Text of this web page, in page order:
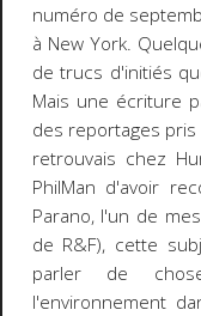
numéro de
à New York.
de trucs d'initiés
Mais une écriture
des reportages
retrouvais chez
PhilMan d'avoir
Parano, l'un de
de R&F), cette
parler de
l'environnement